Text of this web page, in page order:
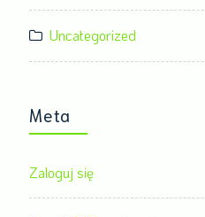
Uncategorized
Meta
Zaloguj się